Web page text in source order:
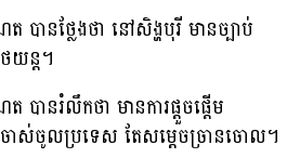
ានថ្លែងថា នៅសិង្ហបុរី មានច្បាប់
យន្ត។
ានរំលឹកថា មានការផ្តួចផ្តើម
ាស់ចូលប្រទេស តែសម្តេចច្រានចោល។